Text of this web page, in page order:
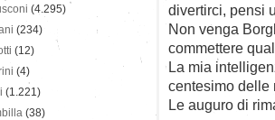
divertirci, pensi
Non venga
commettere
La mia
centesimo delle
Le auguro di
(4.295)
(234)
(12)
(4)
(1.221)
(38)